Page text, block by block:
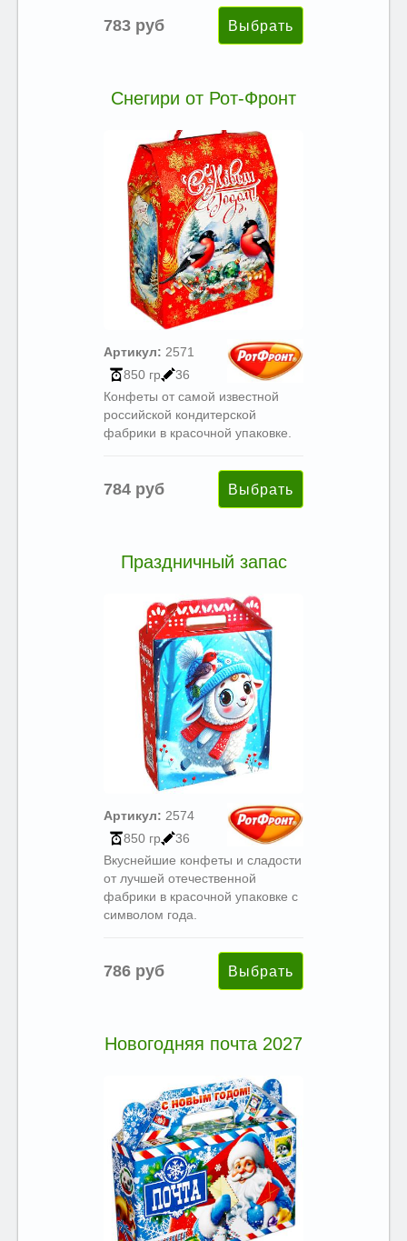
783 руб
Снегири от Рот-Фронт
Артикул: 2571
850 гр
36
Конфеты от самой известной
российской кондитерской
фабрики в красочной упаковке.
784 руб
Праздничный запас
Артикул: 2574
850 гр
36
Вкуснейшие конфеты и сладости
от лучшей отечественной
фабрики в красочной упаковке с
символом года.
786 руб
Новогодняя почта 2027